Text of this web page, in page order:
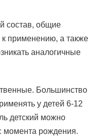
состав, общие
к применению, а также
аналогичные
Большинство
у детей 6-12
детский можно
момента рождения.